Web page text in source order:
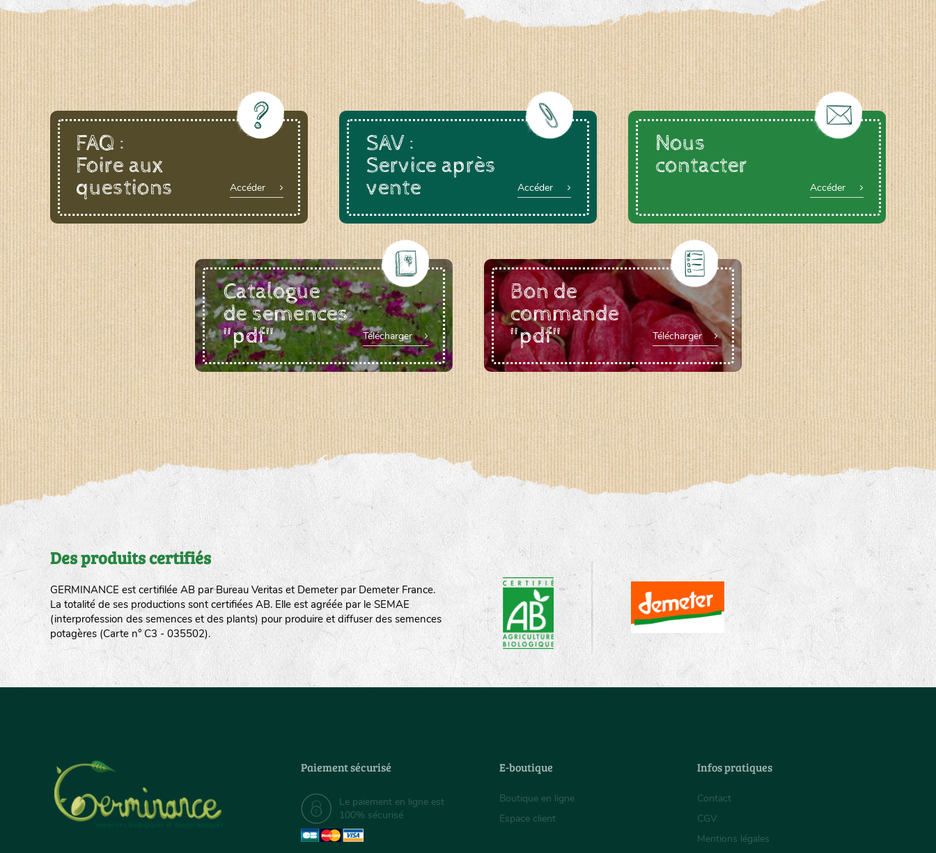
FAQ :
Foire aux
questions
Accéder
SAV :
Service après
vente
Accéder
Nous
contacter
Accéder
Catalogue
de semences
"pdf"
Télécharger
Bon de
commande
"pdf"
Télécharger
Des produits certifiés
GERMINANCE est certifilée AB par Bureau Veritas et Demeter par Demeter France.
La totalité de ses productions sont certifiées AB. Elle est agréée par le SEMAE
(interprofession des semences et des plants) pour produire et diffuser des semences
potagères (Carte n° C3 - 035502).
Paiement sécurisé
Le paiement en ligne est
100% sécurisé
E-boutique
Boutique en ligne
Espace client
Infos pratiques
Contact
CGV
Mentions légales